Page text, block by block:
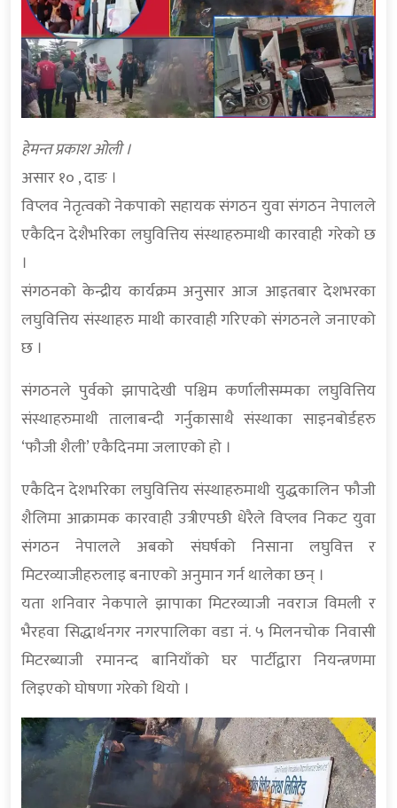
हेमन्त प्रकाश ओली ।
असार १० , दाङ ।
विप्लव नेतृत्वको नेकपाको सहायक संगठन युवा संगठन नेपालले
एकैदिन देशैभरिका लघुवित्तिय संस्थाहरुमाथी कारवाही गरेको छ
।
संगठनको केन्द्रीय कार्यक्रम अनुसार आज आइतबार देशभरका
लघुवित्तिय संस्थाहरु माथी कारवाही गरिएको संगठनले जनाएको
छ ।
संगठनले पुर्वको झापादेखी पश्चिम कर्णालीसम्मका लघुवित्तिय
संस्थाहरुमाथी तालाबन्दी गर्नुकासाथै संस्थाका साइनबोर्डहरु
‘फौजी शैली’ एकैदिनमा जलाएको हो ।
एकैदिन देशभरिका लघुवित्तिय संस्थाहरुमाथी युद्धकालिन फौजी
शैलिमा आक्रामक कारवाही उत्रीएपछी धेरैले विप्लव निकट युवा
संगठन नेपालले अबको संघर्षको निसाना लघुवित्त र
मिटरव्याजीहरुलाइ बनाएको अनुमान गर्न थालेका छन् ।
यता शनिवार नेकपाले झापाका मिटरव्याजी नवराज विमली र
भैरहवा सिद्धार्थनगर नगरपालिका वडा नं. ५ मिलनचोक निवासी
मिटरब्याजी रमानन्द बानियाँको घर पार्टीद्वारा नियन्त्रणमा
लिइएको घोषणा गरेको थियो ।